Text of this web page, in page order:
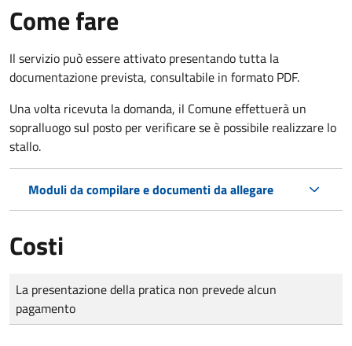
Come fare
Il servizio può essere attivato presentando tutta la
documentazione prevista, consultabile in formato PDF.
Una volta ricevuta la domanda, il Comune effettuerà un
sopralluogo sul posto per verificare se è possibile realizzare lo
stallo.
Moduli da compilare e documenti da allegare
Costi
Tipo di pagamento
Importo
La presentazione della pratica non prevede alcun
pagamento